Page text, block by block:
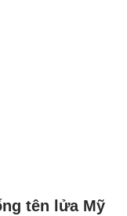
tên lửa Mỹ